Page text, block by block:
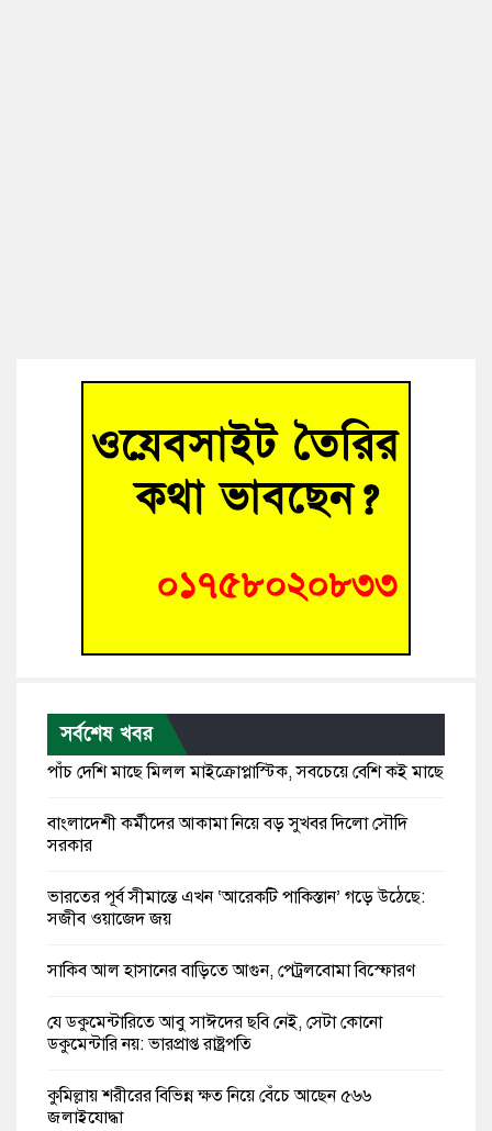
সর্বশেষ খবর
পাঁচ দেশি মাছে মিলল মাইক্রোপ্লাস্টিক, সবচেয়ে বেশি কই মাছে
বাংলাদেশী কর্মীদের আকামা নিয়ে বড় সুখবর দিলো সৌদি
সরকার
ভারতের পূর্ব সীমান্তে এখন ‘আরেকটি পাকিস্তান’ গড়ে উঠেছে:
সজীব ওয়াজেদ জয়
সাকিব আল হাসানের বাড়িতে আগুন, পেট্রলবোমা বিস্ফোরণ
যে ডকুমেন্টারিতে আবু সাঈদের ছবি নেই, সেটা কোনো
ডকুমেন্টারি নয়: ভারপ্রাপ্ত রাষ্ট্রপতি
কুমিল্লায় শরীরের বিভিন্ন ক্ষত নিয়ে বেঁচে আছেন ৫৬৬
জুলাইযোদ্ধা